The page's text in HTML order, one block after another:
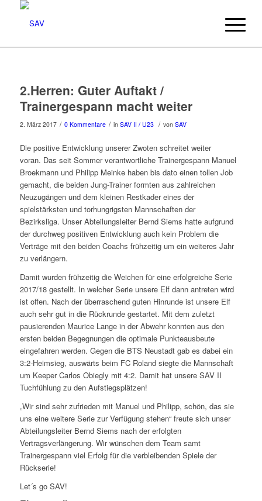
2.Herren: Guter Auftakt /
Trainergespann macht weiter
2. März 2017 / 0 Kommentare / in SAV II / U23 / von SAV
Die positive Entwicklung unserer Zwoten schreitet weiter
voran. Das seit Sommer verantwortliche Trainergespann Manuel
Broekmann und Philipp Meinke haben bis dato einen tollen Job
gemacht, die beiden Jung-Trainer formten aus zahlreichen
Neuzugängen und dem kleinen Restkader eines der
spielstärksten und torhungrigsten Mannschaften der
Bezirksliga. Unser Abteilungsleiter Bernd Siems hatte aufgrund
der durchweg positiven Entwicklung auch kein Problem die
Verträge mit den beiden Coachs frühzeitig um ein weiteres Jahr
zu verlängern.
Damit wurden frühzeitig die Weichen für eine erfolgreiche Serie
2017/18 gestellt. In welcher Serie unsere Elf dann antreten wird
ist offen. Nach der überraschend guten Hinrunde ist unsere Elf
auch sehr gut in die Rückrunde gestartet. Mit dem zuletzt
pausierenden Maurice Lange in der Abwehr konnten aus den
ersten beiden Begegnungen die optimale Punkteausbeute
eingefahren werden. Gegen die BTS Neustadt gab es dabei ein
3:2-Heimsieg, auswärts beim FC Roland siegte die Mannschaft
um Keeper Carlos Obiegly mit 4:2. Damit hat unsere SAV II
Tuchfühlung zu den Aufstiegsplätzen!
„Wir sind sehr zufrieden mit Manuel und Philipp, schön, das sie
uns eine weitere Serie zur Verfügung stehen“ freute sich unser
Abteilungsleiter Bernd Siems nach der erfolgten
Vertragsverlängerung. Wir wünschen dem Team samt
Trainergespann viel Erfolg für die verbleibenden Spiele der
Rückserie!
Let´s go SAV!